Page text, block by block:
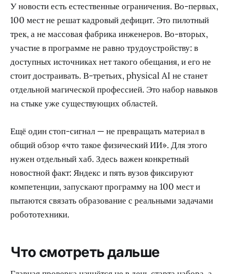
У новости есть естественные ограничения. Во-первых,
100 мест не решат кадровый дефицит. Это пилотный
трек, а не массовая фабрика инженеров. Во-вторых,
участие в программе не равно трудоустройству: в
доступных источниках нет такого обещания, и его не
стоит достраивать. В-третьих, physical AI не станет
отдельной магической профессией. Это набор навыков
на стыке уже существующих областей.
Ещё один стоп-сигнал — не превращать материал в
общий обзор «что такое физический ИИ». Для этого
нужен отдельный хаб. Здесь важен конкретный
новостной факт: Яндекс и пять вузов фиксируют
компетенции, запускают программу на 100 мест и
пытаются связать образование с реальными задачами
робототехники.
Что смотреть дальше